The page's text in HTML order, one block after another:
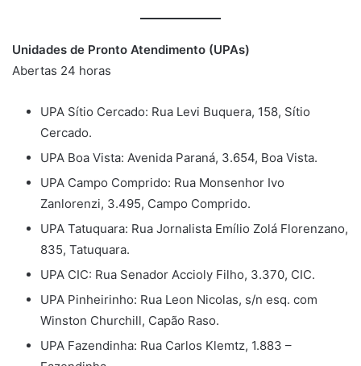
Unidades de Pronto Atendimento (UPAs)
Abertas 24 horas
UPA Sítio Cercado: Rua Levi Buquera, 158, Sítio
Cercado.
UPA Boa Vista: Avenida Paraná, 3.654, Boa Vista.
UPA Campo Comprido: Rua Monsenhor Ivo
Zanlorenzi, 3.495, Campo Comprido.
UPA Tatuquara: Rua Jornalista Emílio Zolá Florenzano,
835, Tatuquara.
UPA CIC: Rua Senador Accioly Filho, 3.370, CIC.
UPA Pinheirinho: Rua Leon Nicolas, s/n esq. com
Winston Churchill, Capão Raso.
UPA Fazendinha: Rua Carlos Klemtz, 1.883 –